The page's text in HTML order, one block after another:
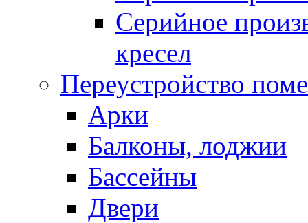
Серийное
кресел
Переустройство
Арки
Балконы, лоджии
Бассейны
Двери